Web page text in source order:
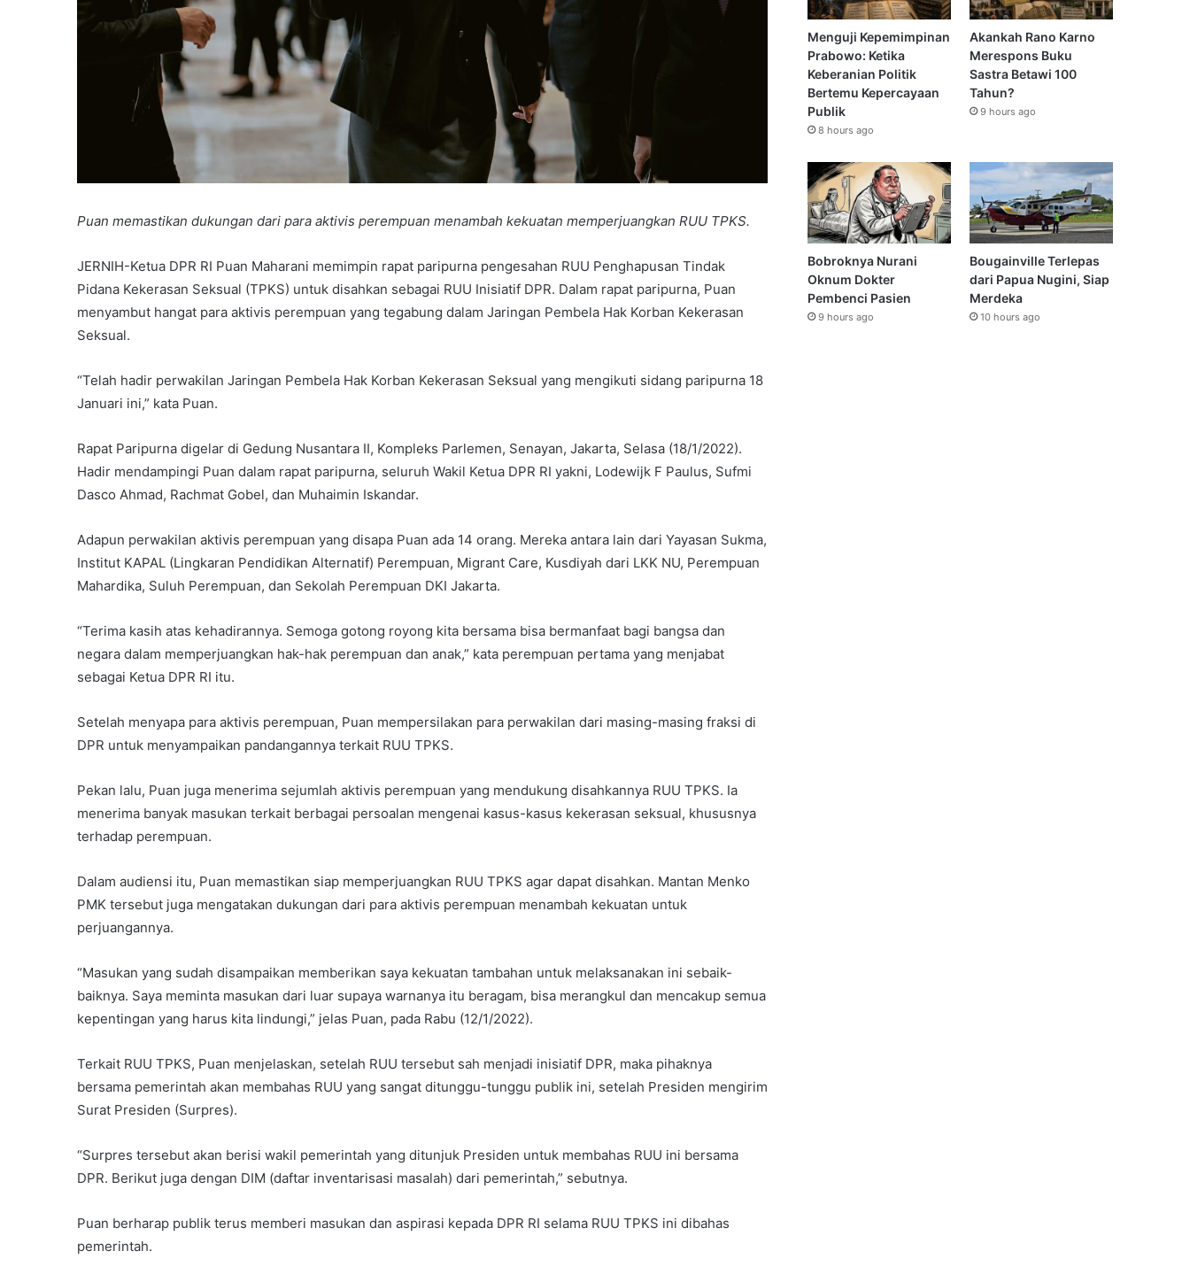
Puan memastikan dukungan dari para aktivis perempuan menambah kekuatan memperjuangkan RUU TPKS.
JERNIH-Ketua DPR RI Puan Maharani memimpin rapat paripurna pengesahan RUU Penghapusan Tindak
Pidana Kekerasan Seksual (TPKS) untuk disahkan sebagai RUU Inisiatif DPR. Dalam rapat paripurna, Puan
menyambut hangat para aktivis perempuan yang tegabung dalam Jaringan Pembela Hak Korban Kekerasan
Seksual.
“Telah hadir perwakilan Jaringan Pembela Hak Korban Kekerasan Seksual yang mengikuti sidang paripurna 18
Januari ini,” kata Puan.
Rapat Paripurna digelar di Gedung Nusantara II, Kompleks Parlemen, Senayan, Jakarta, Selasa (18/1/2022).
Hadir mendampingi Puan dalam rapat paripurna, seluruh Wakil Ketua DPR RI yakni, Lodewijk F Paulus, Sufmi
Dasco Ahmad, Rachmat Gobel, dan Muhaimin Iskandar.
Adapun perwakilan aktivis perempuan yang disapa Puan ada 14 orang. Mereka antara lain dari Yayasan Sukma,
Institut KAPAL (Lingkaran Pendidikan Alternatif) Perempuan, Migrant Care, Kusdiyah dari LKK NU, Perempuan
Mahardika, Suluh Perempuan, dan Sekolah Perempuan DKI Jakarta.
“Terima kasih atas kehadirannya. Semoga gotong royong kita bersama bisa bermanfaat bagi bangsa dan
negara dalam memperjuangkan hak-hak perempuan dan anak,” kata perempuan pertama yang menjabat
sebagai Ketua DPR RI itu.
Setelah menyapa para aktivis perempuan, Puan mempersilakan para perwakilan dari masing-masing fraksi di
DPR untuk menyampaikan pandangannya terkait RUU TPKS.
Pekan lalu, Puan juga menerima sejumlah aktivis perempuan yang mendukung disahkannya RUU TPKS. Ia
menerima banyak masukan terkait berbagai persoalan mengenai kasus-kasus kekerasan seksual, khususnya
terhadap perempuan.
Dalam audiensi itu, Puan memastikan siap memperjuangkan RUU TPKS agar dapat disahkan. Mantan Menko
PMK tersebut juga mengatakan dukungan dari para aktivis perempuan menambah kekuatan untuk
perjuangannya.
“Masukan yang sudah disampaikan memberikan saya kekuatan tambahan untuk melaksanakan ini sebaik-
baiknya. Saya meminta masukan dari luar supaya warnanya itu beragam, bisa merangkul dan mencakup semua
kepentingan yang harus kita lindungi,” jelas Puan, pada Rabu (12/1/2022).
Terkait RUU TPKS, Puan menjelaskan, setelah RUU tersebut sah menjadi inisiatif DPR, maka pihaknya
bersama pemerintah akan membahas RUU yang sangat ditunggu-tunggu publik ini, setelah Presiden mengirim
Surat Presiden (Surpres).
“Surpres tersebut akan berisi wakil pemerintah yang ditunjuk Presiden untuk membahas RUU ini bersama
DPR. Berikut juga dengan DIM (daftar inventarisasi masalah) dari pemerintah,” sebutnya.
Puan berharap publik terus memberi masukan dan aspirasi kepada DPR RI selama RUU TPKS ini dibahas
pemerintah.
Menguji Kepemimpinan
Prabowo: Ketika
Keberanian Politik
Bertemu Kepercayaan
Publik
8 hours ago
Akankah Rano Karno
Merespons Buku
Sastra Betawi 100
Tahun?
9 hours ago
Bobroknya Nurani
Oknum Dokter
Pembenci Pasien
9 hours ago
Bougainville Terlepas
dari Papua Nugini, Siap
Merdeka
10 hours ago